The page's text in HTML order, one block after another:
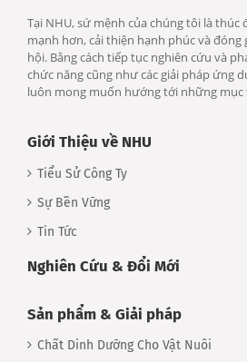
Tại NHU, sứ mệnh của chúng tôi là thúc
mạnh hơn, cải thiện hạnh phúc và đóng
hội. Bằng cách tiếp tục nghiên cứu và
chức năng cũng như các giải pháp ứng
luôn mong muốn hướng tới những mục
Giới Thiệu về NHU
Tiểu Sử Công Ty
Sự Bền Vững
Tin Tức
Nghiên Cứu & Đổi Mới
Sản phẩm & Giải pháp
Chất Dinh Dưỡng Cho Vật Nuôi